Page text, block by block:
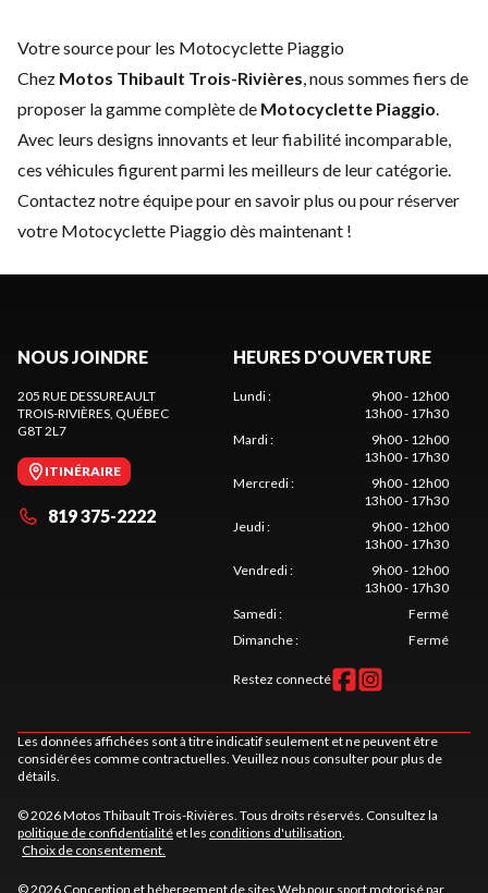
Votre source pour les Motocyclette Piaggio
Chez Motos Thibault Trois-Rivières, nous sommes fiers de
proposer la gamme complète de Motocyclette Piaggio.
Avec leurs designs innovants et leur fiabilité incomparable,
ces véhicules figurent parmi les meilleurs de leur catégorie.
Contactez notre équipepour en savoir plus ou pour réserver
votre Motocyclette Piaggio dès maintenant !
NOUS JOINDRE
205 RUE DESSUREAULT
TROIS-RIVIÈRES, QUÉBEC
G8T 2L7
ITINÉRAIRE
819 375-2222
HEURES D'OUVERTURE
Lundi:
9h00 - 12h00
13h00 - 17h30
Mardi:
9h00 - 12h00
13h00 - 17h30
Mercredi:
9h00 - 12h00
13h00 - 17h30
Jeudi:
9h00 - 12h00
13h00 - 17h30
Vendredi:
9h00 - 12h00
13h00 - 17h30
Samedi:
Fermé
Dimanche: Fermé
Restez connecté
Les données affichées sont à titre indicatif seulement et ne peuvent être
considérées comme contractuelles. Veuillez nous consulter pour plus de
détails.
© 2026 Motos Thibault Trois-Rivières. Tous droits réservés. Consultez la
politique de confidentialité et les conditions d'utilisation.
Choix de consentement.
© 2026 Conception et hébergement de sites Web pour sport motorisé par